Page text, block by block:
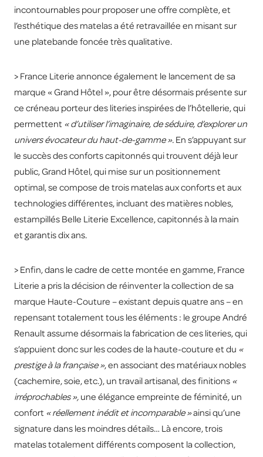
incontournables pour proposer une offre complète, et
l’esthétique des matelas a été retravaillée en misant sur
une platebande foncée très qualitative.
> France Literie annonce également le lancement de sa
marque « Grand Hôtel », pour être désormais présente sur
ce créneau porteur des literies inspirées de l’hôtellerie, qui
permettent « d’utiliser l’imaginaire, de séduire, d’explorer un
univers évocateur du haut-de-gamme ». En s’appuyant sur
le succès des conforts capitonnés qui trouvent déjà leur
public, Grand Hôtel, qui mise sur un positionnement
optimal, se compose de trois matelas aux conforts et aux
technologies différentes, incluant des matières nobles,
estampillés Belle Literie Excellence, capitonnés à la main
et garantis dix ans.
> Enfin, dans le cadre de cette montée en gamme, France
Literie a pris la décision de réinventer la collection de sa
marque Haute-Couture – existant depuis quatre ans – en
repensant totalement tous les éléments : le groupe André
Renault assume désormais la fabrication de ces literies, qui
s’appuient donc sur les codes de la haute-couture et du «
prestige à la française », en associant des matériaux nobles
(cachemire, soie, etc.), un travail artisanal, des finitions «
irréprochables », une élégance empreinte de féminité, un
confort « réellement inédit et incomparable »ainsi qu’une
signature dans les moindres détails… Là encore, trois
matelas totalement différents composent la collection,